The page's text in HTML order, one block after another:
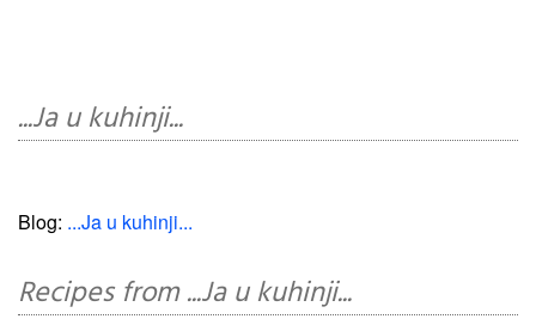
...Ja u kuhinji...
Blog: ...Ja u kuhinji...
Recipes from ...Ja u kuhinji...